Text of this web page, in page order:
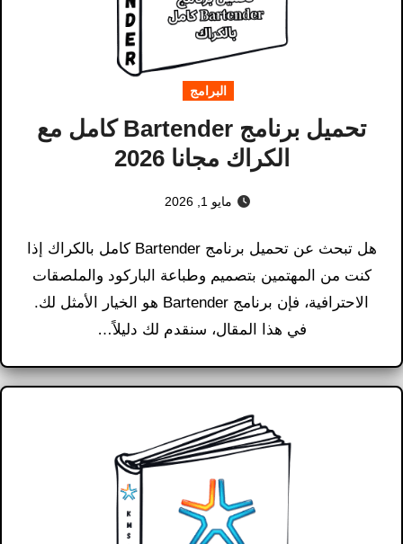
البرامج
تحميل برنامج Bartender كامل مع
الكراك مجانا 2026
مايو 1, 2026
هل تبحث عن تحميل برنامج Bartender كامل بالكراك إذا
كنت من المهتمين بتصميم وطباعة الباركود والملصقات
الاحترافية، فإن برنامج Bartender هو الخيار الأمثل لك.
في هذا المقال، سنقدم لك دليلاً…